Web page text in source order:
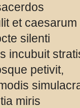
et
silenti
incubuit
petivit,
miris